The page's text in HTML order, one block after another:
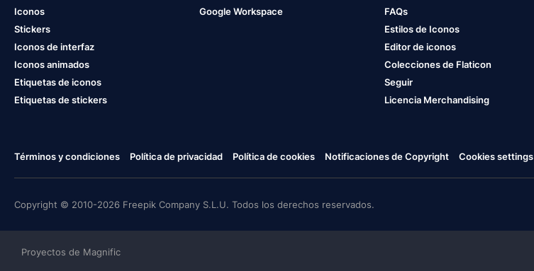
Iconos
Stickers
Iconos de interfaz
Iconos animados
Etiquetas de iconos
Etiquetas de stickers
Google Workspace
FAQs
Estilos de Iconos
Editor de iconos
Colecciones de Flaticon
Seguir
Licencia Merchandising
Términos y condiciones Política de privacidad Política de cookies Notificaciones de Copyright Cookies settings
Copyright © 2010-2026 Freepik Company S.L.U. Todos los derechos reservados.
Proyectos de Magnific